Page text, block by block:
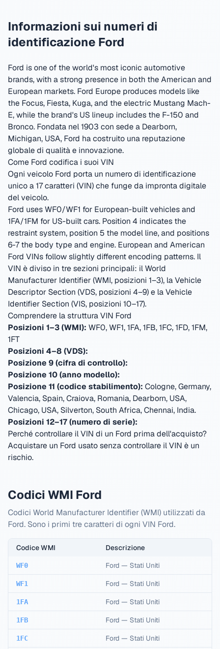
Informazioni sui numeri di
identificazione Ford
Ford is one of the world's most iconic automotive
brands, with a strong presence in both the American and
European markets. Ford Europe produces models like
the Focus, Fiesta, Kuga, and the electric Mustang Mach-
E, while the brand's US lineup includes the F-150 and
Bronco. Fondata nel 1903 con sede a Dearborn,
Michigan, USA, Ford ha costruito una reputazione
globale di qualità e innovazione.
Come Ford codifica i suoi VIN
Ogni veicolo Ford porta un numero di identificazione
unico a 17 caratteri (VIN) che funge da impronta digitale
del veicolo.
Ford uses WF0/WF1 for European-built vehicles and
1FA/1FM for US-built cars. Position 4 indicates the
restraint system, position 5 the model line, and positions
6-7 the body type and engine. European and American
Ford VINs follow slightly different encoding patterns. Il
VIN è diviso in tre sezioni principali: il World
Manufacturer Identifier (WMI, posizioni 1–3), la Vehicle
Descriptor Section (VDS, posizioni 4–9) e la Vehicle
Identifier Section (VIS, posizioni 10–17).
Comprendere la struttura VIN Ford
Posizioni 1–3 (WMI): WF0, WF1, 1FA, 1FB, 1FC, 1FD, 1FM,
1FT
Posizioni 4–8 (VDS):
Posizione 9 (cifra di controllo):
Posizione 10 (anno modello):
Posizione 11 (codice stabilimento): Cologne, Germany,
Valencia, Spain, Craiova, Romania, Dearborn, USA,
Chicago, USA, Silverton, South Africa, Chennai, India.
Posizioni 12–17 (numero di serie):
Perché controllare il VIN di un Ford prima dell'acquisto?
Acquistare un Ford usato senza controllare il VIN è un
rischio.
Codici WMI Ford
Codici World Manufacturer Identifier (WMI) utilizzati da
Ford. Sono i primi tre caratteri di ogni VIN Ford.
Codice WMI Descrizione
WF0 Ford — Stati Uniti
WF1 Ford — Stati Uniti
1FA Ford — Stati Uniti
1FB Ford — Stati Uniti
1FC Ford — Stati Uniti